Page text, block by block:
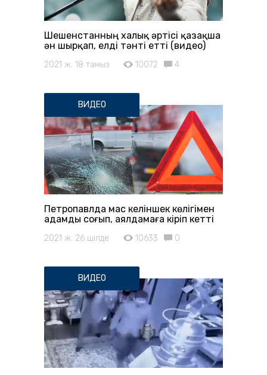
Шешенстанның халық әртісі қазақша
ән шырқап, елді тәнті етті (видео)
2021 ж. 18 тамыз 10072 4
ВИДЕО
Петропавлда мас келіншек көлігімен
адамды соғып, аялдамаға кіріп кетті
2021 ж. 26 шілде 10633 0
ВИДЕО